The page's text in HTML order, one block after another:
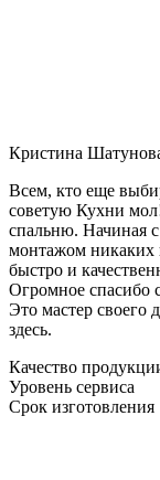
Кристина
Всем, кто еще
советую Кухни
спальню. Начиная с
монтажом никаких
быстро и
Огромное спасибо
Это мастер своего
здесь.
Качество
Уровень сервиса
Срок изготовления